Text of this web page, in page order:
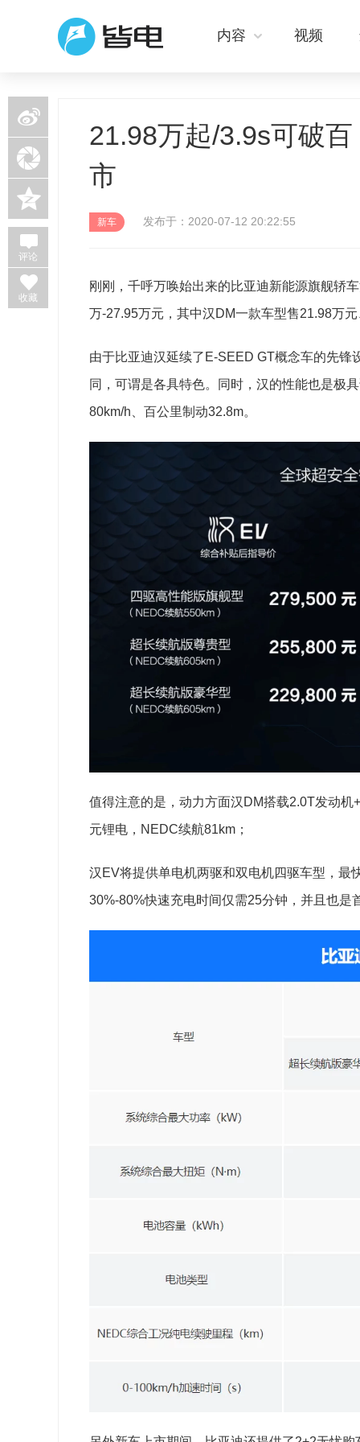
内容 视频
21.98万起/3.9s可破
市
新车 发布于：2020-07-12 20:22:55
刚刚，千呼万唤始出来的比亚迪新能源旗舰轿
万-27.95万元，其中汉DM一款车型售21.98万
由于比亚迪汉延续了E-SEED GT概念车的先
同，可谓是各具特色。同时，汉的性能也是极
80km/h、百公里制动32.8m。
值得注意的是，动力方面汉DM搭载2.0T发动
元锂电，NEDC续航81km；
汉EV将提供单电机两驱和双电机四驱车型，最
30%-80%快速充电时间仅需25分钟，并且也是
微信
QQ空间
评论
收藏